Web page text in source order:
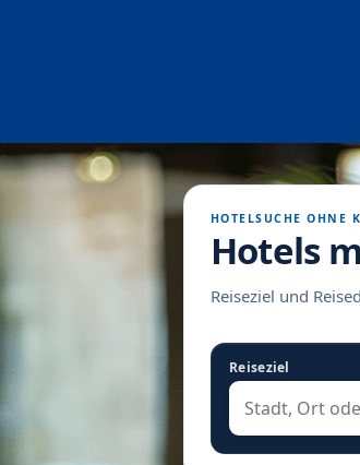
HOTELSUCHE OHNE
Hotels
Reiseziel und
Reiseziel